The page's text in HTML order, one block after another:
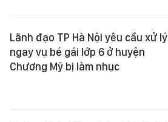
Lãnh đạo TP Hà Nội yêu cầu xử lý
ngay vụ bé gái lớp 6 ở huyện
Chương Mỹ bị làm nhục